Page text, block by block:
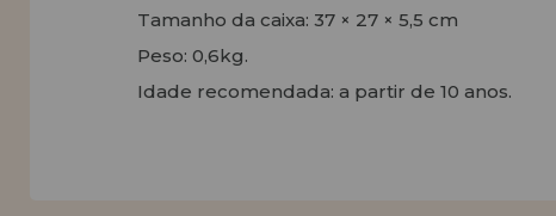
Tamanho da caixa: 37 × 27 × 5,5 cm
Peso: 0,6kg.
Idade recomendada: a partir de 10 anos.